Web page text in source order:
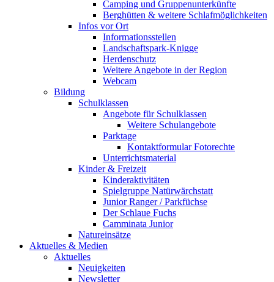
Camping und Gruppenunterkünfte
Berghütten & weitere Schlafmöglichkeiten
Infos vor Ort
Informationsstellen
Landschaftspark-Knigge
Herdenschutz
Weitere Angebote in der Region
Webcam
Bildung
Schulklassen
Angebote für Schulklassen
Weitere Schulangebote
Parktage
Kontaktformular Fotorechte
Unterrichtsmaterial
Kinder & Freizeit
Kinderaktivitäten
Spielgruppe Natürwärchstatt
Junior Ranger / Parkfüchse
Der Schlaue Fuchs
Camminata Junior
Natureinsätze
Aktuelles & Medien
Aktuelles
Neuigkeiten
Newsletter